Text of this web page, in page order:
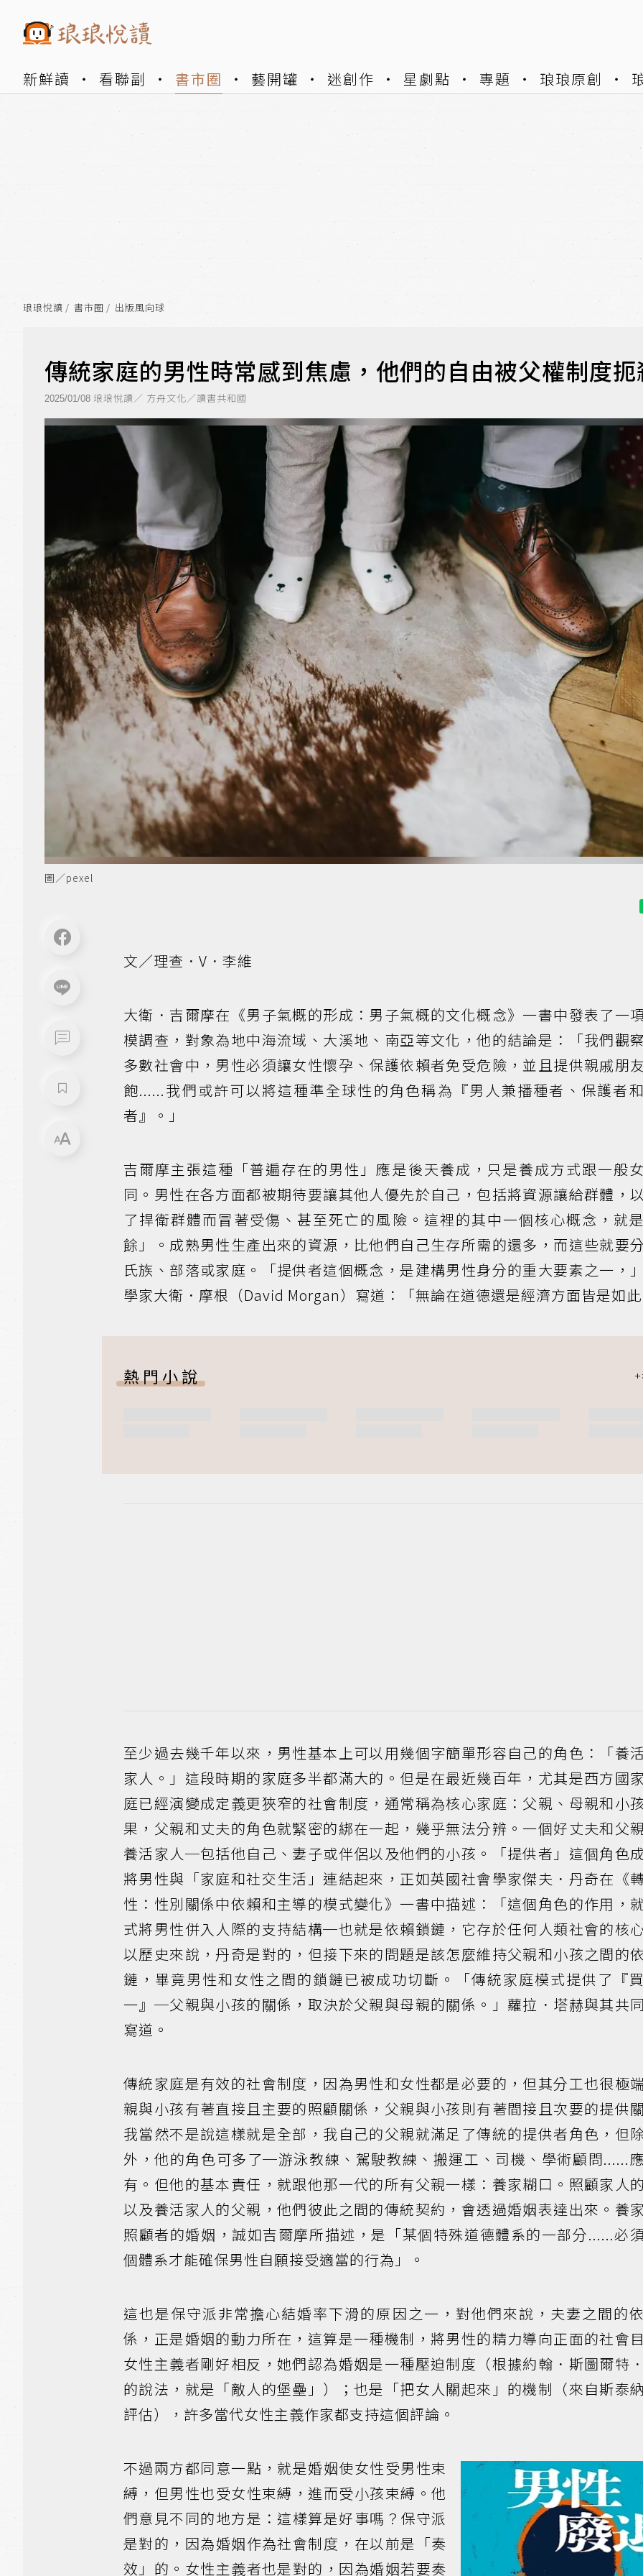
新鮮讀 看聯副 書市圈 藝開罐 迷創作 星劇點 專題 琅琅原創
琅琅悅讀 書市圈 出版風向球
傳統家庭的男性時常感到焦慮，他們的自由被父權制度
2025/01/08 琅琅悅讀／ 方舟文化／讀書共和國
圖／pexel
文／理查．V．李維
大衛．吉爾摩在《男子氣概的形成：男子氣概的文化概念》一書中發表了一
模調查，對象為地中海流域、大溪地、南亞等文化，他的結論是：「我們觀
多數社會中，男性必須讓女性懷孕、保護依賴者免受危險，並且提供親戚朋
飽......我們或許可以將這種準全球性的角色稱為『男人兼播種者、保護者
者』。」
吉爾摩主張這種「普遍存在的男性」應是後天養成，只是養成方式跟一般
同。男性在各方面都被期待要讓其他人優先於自己，包括將資源讓給群體，
了捍衛群體而冒著受傷、甚至死亡的風險。這裡的其中一個核心概念，就
餘」。成熟男性生產出來的資源，比他們自己生存所需的還多，而這些就要
氏族、部落或家庭。「提供者這個概念，是建構男性身分的重大要素之一，
學家大衛．摩根（David Morgan）寫道：「無論在道德還是經濟方面皆是如
熱門小說
至少過去幾千年以來，男性基本上可以用幾個字簡單形容自己的角色：「養
家人。」這段時期的家庭多半都滿大的。但是在最近幾百年，尤其是西方國
庭已經演變成定義更狹窄的社會制度，通常稱為核心家庭：父親、母親和小
果，父親和丈夫的角色就緊密的綁在一起，幾乎無法分辨。一個好丈夫和父
養活家人─包括他自己、妻子或伴侶以及他們的小孩。「提供者」這個角色
將男性與「家庭和社交生活」連結起來，正如英國社會學家傑夫．丹奇在《
性：性別關係中依賴和主導的模式變化》一書中描述：「這個角色的作用，
式將男性併入人際的支持結構─也就是依賴鎖鏈，它存於任何人類社會的核
以歷史來說，丹奇是對的，但接下來的問題是該怎麼維持父親和小孩之間的
鏈，畢竟男性和女性之間的鎖鏈已被成功切斷。「傳統家庭模式提供了『
一』─父親與小孩的關係，取決於父親與母親的關係。」蘿拉．塔赫與其共
寫道。
傳統家庭是有效的社會制度，因為男性和女性都是必要的，但其分工也很極
親與小孩有著直接且主要的照顧關係，父親與小孩則有著間接且次要的提供
我當然不是說這樣就是全部，我自己的父親就滿足了傳統的提供者角色，但
外，他的角色可多了─游泳教練、駕駛教練、搬運工、司機、學術顧問......
有。但他的基本責任，就跟他那一代的所有父親一樣：養家糊口。照顧家人
以及養活家人的父親，他們彼此之間的傳統契約，會透過婚姻表達出來。養
照顧者的婚姻，誠如吉爾摩所描述，是「某個特殊道德體系的一部分......必
個體系才能確保男性自願接受適當的行為」。
這也是保守派非常擔心結婚率下滑的原因之一，對他們來說，夫妻之間的
係，正是婚姻的動力所在，這算是一種機制，將男性的精力導向正面的社會
女性主義者剛好相反，她們認為婚姻是一種壓迫制度（根據約翰．斯圖爾特
的說法，就是「敵人的堡壘」）；也是「把女人關起來」的機制（來自斯泰
評估），許多當代女性主義作家都支持這個評論。
不過兩方都同意一點，就是婚姻使女性受男性束
縛，但男性也受女性束縛，進而受小孩束縛。他
們意見不同的地方是：這樣算是好事嗎？保守派
是對的，因為婚姻作為社會制度，在以前是「奏
效」的。女性主義者也是對的，因為婚姻若要奏